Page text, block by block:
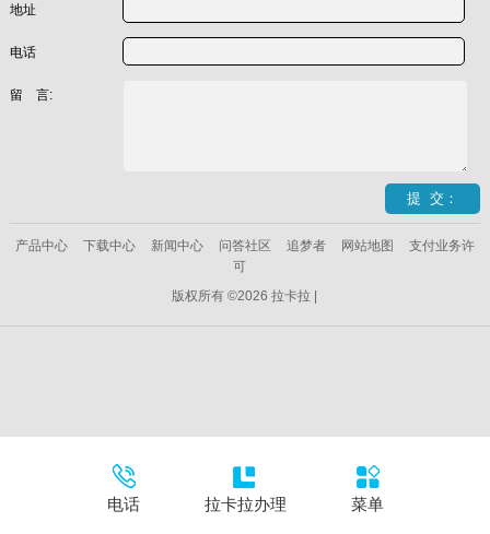
地址
电话
留 言:
产品中心 下载中心 新闻中心 问答社区 追梦者 网站地图
支付业务许
可
版权所有 ©2026 拉卡拉 |
电话 拉卡拉办理 菜单